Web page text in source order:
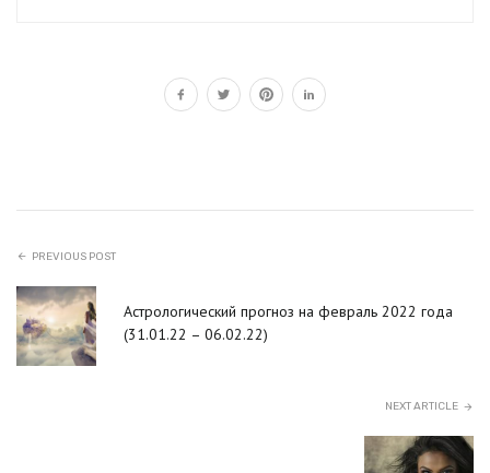
PREVIOUS POST
Астрологический прогноз на февраль 2022 года
(31.01.22 – 06.02.22)
NEXT ARTICLE